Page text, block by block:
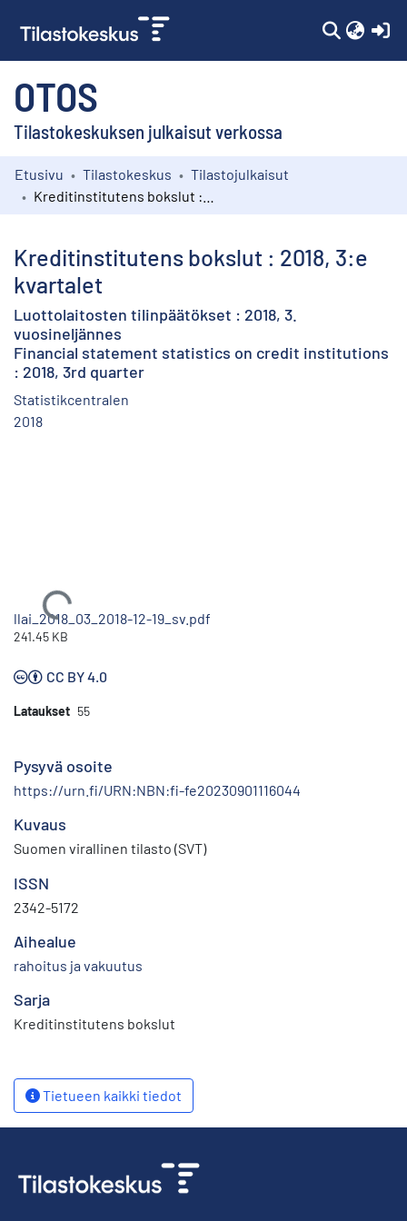
OTOS
Tilastokeskuksen julkaisut verkossa
Kokoelmat
Etusivu Tilastokeskus
Tilastojulkaisut
Kreditinstitutens bokslut : 2018, 3:e
kvartalet
Luottolaitosten tilinpäätökset : 2018, 3.
vuosineljännes
Financial statement statistics on credit institutions
: 2018, 3rd quarter
Statistikcentralen
2018
Ladataan...
llai_2018_03_2018-12-19_sv.pdf
241.45 KB
CC BY 4.0
Lataukset 55
Pysyvä osoite
https://urn.fi/URN:NBN:fi-fe20230901116044
Kuvaus
Suomen virallinen tilasto (SVT)
ISSN
2342-5172
Aihealue
rahoitus ja vakuutus
Sarja
Kreditinstitutens bokslut
Tietueen kaikki tiedot